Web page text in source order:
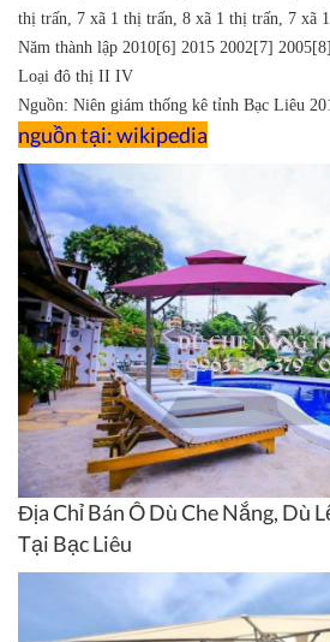
thị trấn, 7 xã 1 thị trấn, 8 xã 1 thị trấn, 7 xã
Năm thành lập 2010[6] 2015 2002[7] 2005[8]
Loại đô thị II IV
Nguồn: Niên giám thống kê tỉnh Bạc Liêu
nguồn tại: wikipedia
Địa Chỉ Bán Ô Dù Che Nắng, Dù
Tại Bạc Liêu